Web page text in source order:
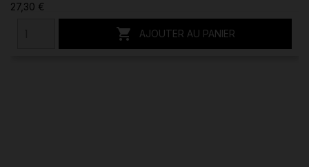
27,30 €
 AJOUTER AU PANIER